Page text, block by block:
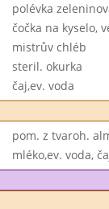
polévka
čočka na kyselo,
mistrův chléb
steril. okurka
čaj,ev. voda
pom. z tvaroh.
mléko,ev. voda,